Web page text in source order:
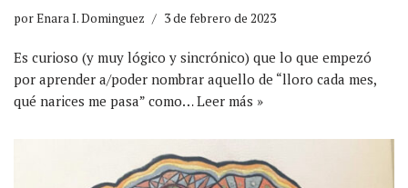
porEnara I. Dominguez 3 de febrero de 2023
Es curioso (y muy lógico y sincrónico) que lo que empezó
por aprender a/poder nombrar aquello de “lloro cada mes,
qué narices me pasa” como…Leer más »